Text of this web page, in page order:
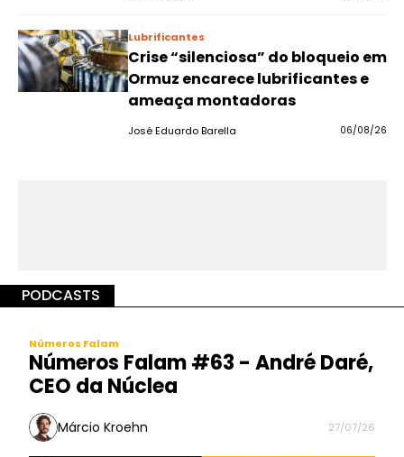
Lubrificantes
Crise “silenciosa” do bloqueio em
Ormuz encarece lubrificantes e
ameaça montadoras
José Eduardo Barella 06/08/26
PODCASTS
Números Falam
Números Falam #63 - André Daré,
CEO da Núclea
Márcio Kroehn 27/07/26